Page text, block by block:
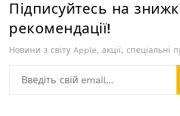
Підписуйтесь на
рекомендації!
Новини з світу Apple, акції, спеціальні